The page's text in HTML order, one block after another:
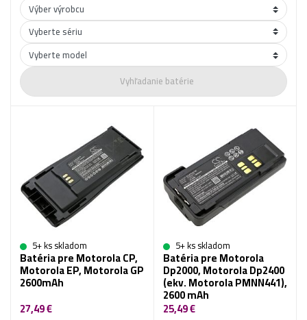
Vyhľadanie batérie
5+ ks skladom
Batéria pre Motorola CP,
Motorola EP, Motorola GP
2600mAh
27,49 €
5+ ks skladom
Batéria pre Motorola
Dp2000, Motorola Dp2400
(ekv. Motorola PMNN441),
2600 mAh
25,49 €